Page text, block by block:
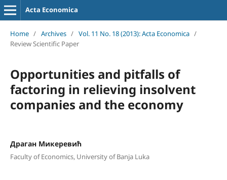
Acta Economica
Home / Archives / Vol. 11 No. 18 (2013): Acta Economica /
Review Scientific Paper
Opportunities and pitfalls of
factoring in relieving insolvent
companies and the economy
Драган Микеревић
Faculty of Economics, University of Banja Luka